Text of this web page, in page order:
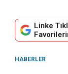
Linke
HABERLER